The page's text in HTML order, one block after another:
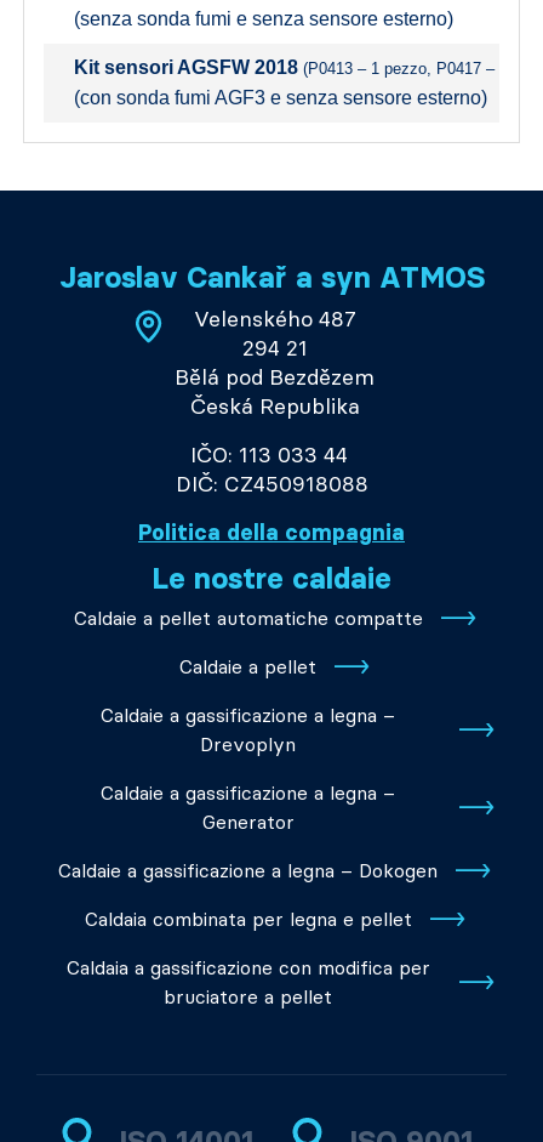
(senza sonda fumi e senza sensore esterno)
Kit sensori AGSFW 2018 (P0413 – 1 pezzo, P0417 – 3
(con sonda fumi AGF3 e senza sensore esterno)
Jaroslav Cankař a syn ATMOS
Velenského 487
294 21
Bělá pod Bezdězem
Česká Republika
IČO: 113 033 44
DIČ: CZ450918088
Politica della compagnia
Le nostre caldaie
Caldaie a pellet automatiche compatte
Caldaie a pellet
Caldaie a gassificazione a legna –
Drevoplyn
Caldaie a gassificazione a legna –
Generator
Caldaie a gassificazione a legna – Dokogen
Caldaia combinata per legna e pellet
Caldaia a gassificazione con modifica per
bruciatore a pellet